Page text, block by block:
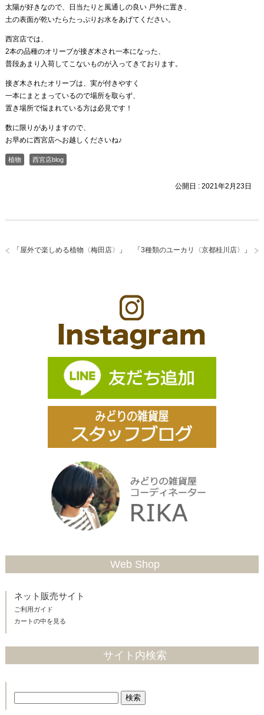
太陽が好きなので、日当たりと風通しの良い 戸外に置き、
土の表面が乾いたらたっぷりお水をあげてください。
西宮店では、
2本の品種のオリーブが接ぎ木され一本になった、
普段あまり入荷してこないものが入ってきております。
接ぎ木されたオリーブは、実が付きやすく
一本にまとまっているので場所を取らず、
置き場所で悩まれている方は必見です！
数に限りがありますので、
お早めに西宮店へお越しくださいね♪
植物 西宮店blog
公開日 :2021年2月23日
「3種類のユーカリ〈京都桂川店〉 」
「 屋外で楽しめる植物〈梅田店〉 」
Web Shop
ネット販売サイト
ご利用ガイド
カートの中を見る
サイト内検索